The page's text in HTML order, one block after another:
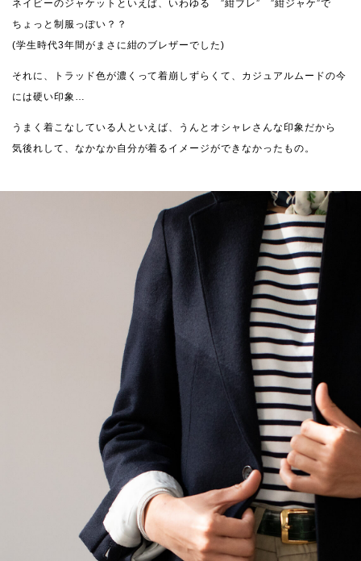
ネイビーのジャケットといえば、いわゆる ”紺ブレ” ”紺ジャケ”で
ちょっと制服っぽい？？
(学生時代3年間がまさに紺のブレザーでした)
それに、トラッド色が濃くって着崩しずらくて、カジュアルムードの今
には硬い印象…
うまく着こなしている人といえば、うんとオシャレさんな印象だから
気後れして、なかなか自分が着るイメージができなかったもの。